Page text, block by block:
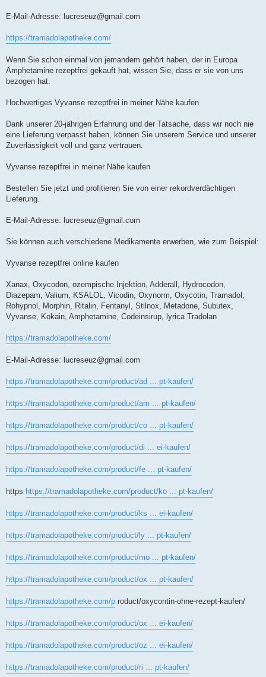
E-Mail-Adresse: lucreseuz@gmail.com
https://tramadolapotheke.com/
Wenn Sie schon einmal von jemandem gehört haben, der in Europa
Amphetamine rezeptfrei gekauft hat, wissen Sie, dass er sie von uns
bezogen hat.
Hochwertiges Vyvanse rezeptfrei in meiner Nähe kaufen
Dank unserer 20-jährigen Erfahrung und der Tatsache, dass wir noch nie
eine Lieferung verpasst haben, können Sie unserem Service und unserer
Zuverlässigkeit voll und ganz vertrauen.
Vyvanse rezeptfrei in meiner Nähe kaufen
Bestellen Sie jetzt und profitieren Sie von einer rekordverdächtigen
Lieferung.
E-Mail-Adresse: lucreseuz@gmail.com
Sie können auch verschiedene Medikamente erwerben, wie zum Beispiel:
Vyvanse rezeptfrei online kaufen
Xanax, Oxycodon, ozempische Injektion, Adderall, Hydrocodon,
Diazepam, Valium, KSALOL, Vicodin, Oxynorm, Oxycotin, Tramadol,
Rohypnol, Morphin, Ritalin, Fentanyl, Stilnox, Metadone, Subutex,
Vyvanse, Kokain, Amphetamine, Codeinsirup, lyrica Tradolan
https://tramadolapotheke.com/
E-Mail-Adresse: lucreseuz@gmail.com
https://tramadolapotheke.com/product/ad ... pt-kaufen/
https://tramadolapotheke.com/product/am ... pt-kaufen/
https://tramadolapotheke.com/product/co ... pt-kaufen/
https://tramadolapotheke.com/product/di ... ei-kaufen/
https://tramadolapotheke.com/product/fe ... pt-kaufen/
https https://tramadolapotheke.com/product/ko ... pt-kaufen/
https://tramadolapotheke.com/product/ks ... ei-kaufen/
https://tramadolapotheke.com/product/ly ... pt-kaufen/
https://tramadolapotheke.com/product/mo ... pt-kaufen/
https://tramadolapotheke.com/product/ox ... pt-kaufen/
https://tramadolapotheke.com/p roduct/oxycontin-ohne-rezept-kaufen/
https://tramadolapotheke.com/product/ox ... ei-kaufen/
https://tramadolapotheke.com/product/oz ... ei-kaufen/
https://tramadolapotheke.com/product/ri ... pt-kaufen/